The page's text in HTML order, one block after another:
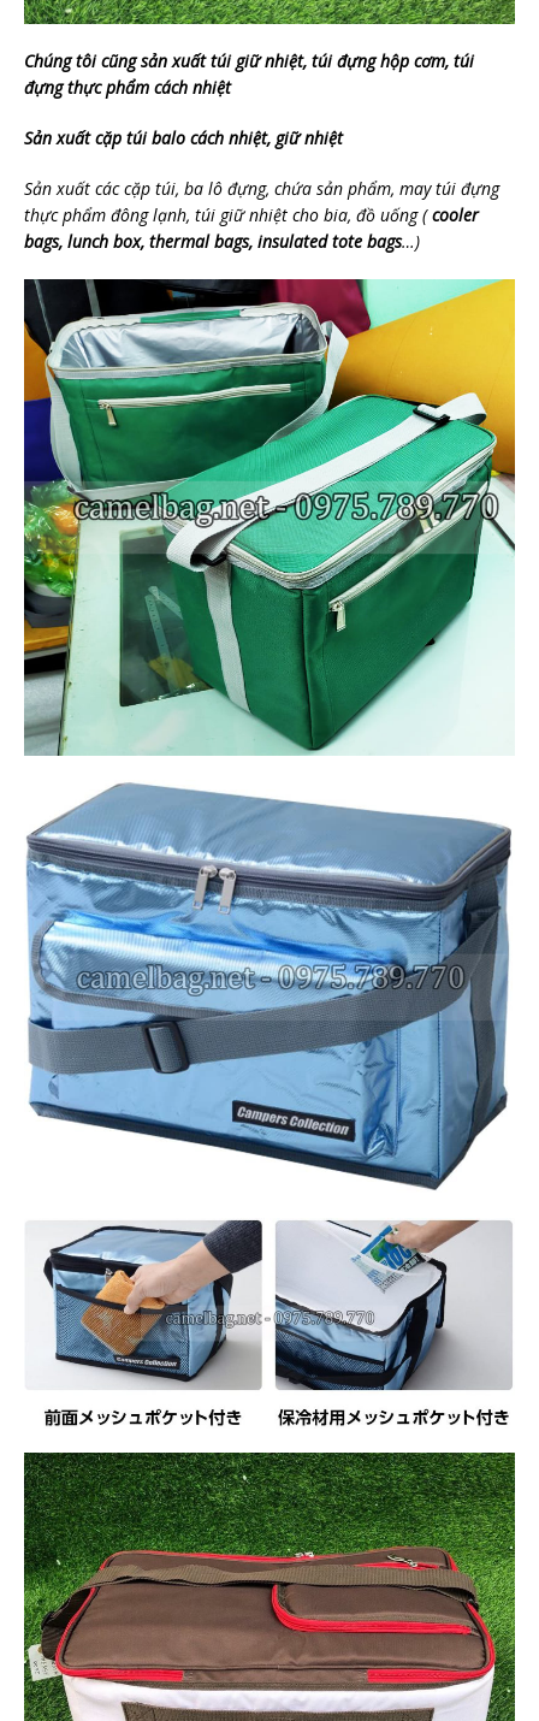
Chúng tôi cũng sản xuất túi giữ nhiệt, túi đựng hộp cơm, túi
đựng thực phẩm cách nhiệt
Sản xuất cặp túi balo cách nhiệt, giữ nhiệt
Sản xuất các cặp túi, ba lô đựng, chứa sản phẩm, may túi đựng
thực phẩm đông lạnh, túi giữ nhiệt cho bia, đồ uống (cooler
bags, lunch box, thermal bags, insulated tote bags…)